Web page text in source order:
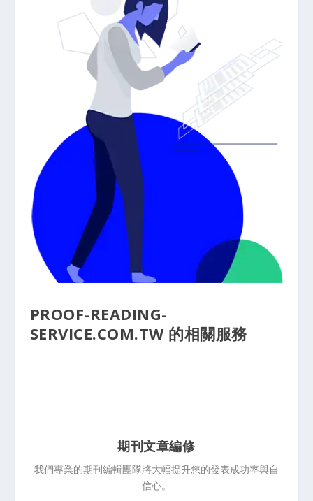
PROOF-READING-
SERVICE.COM.TW 的相關服務
期刊文章編修
我們專業的期刊編輯團隊將大幅提升您的發表成功率與自
信心。